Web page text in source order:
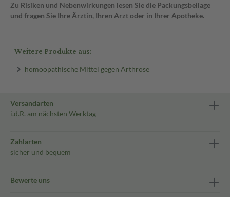
Zu Risiken und Nebenwirkungen lesen Sie die Packungsbeilage
und fragen Sie Ihre Ärztin, Ihren Arzt oder in Ihrer Apotheke.
Weitere Produkte aus:
homöopathische Mittel gegen Arthrose
Versandarten
i.d.R. am nächsten Werktag
Zahlarten
sicher und bequem
Bewerte uns